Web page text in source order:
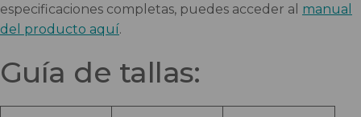
especificaciones completas, puedes acceder al manual
del producto aquí.
Guía de tallas: